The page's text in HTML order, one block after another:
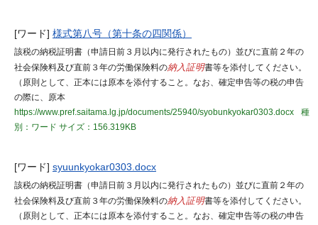
[ワード] 様式第八号（第十条の四関係）
該税の納税証明書（申請日前３月以内に発行されたもの）並びに直前２年の
社会保険料及び直前３年の労働保険料の納入証明書等を添付してください。
（原則として、正本には原本を添付すること。なお、確定申告等の税の申告
の際に、原本
https://www.pref.saitama.lg.jp/documents/25940/syobunkyokar0303.docx
種
別：ワード サイズ：156.319KB
[ワード] syuunkyokar0303.docx
該税の納税証明書（申請日前３月以内に発行されたもの）並びに直前２年の
社会保険料及び直前３年の労働保険料の納入証明書等を添付してください。
（原則として、正本には原本を添付すること。なお、確定申告等の税の申告